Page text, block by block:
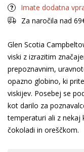
Imate dodatna
Za naročila nad
Glen Scotia
viski z izrazitim
prepoznavnim,
opazno globino, ki
viskijev. Posebej se
kot darilo za
temperaturi ali z nekaj
čokoladi in oreščkom.